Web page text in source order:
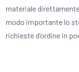
materiale
modo importante lo
richieste d’ordine in